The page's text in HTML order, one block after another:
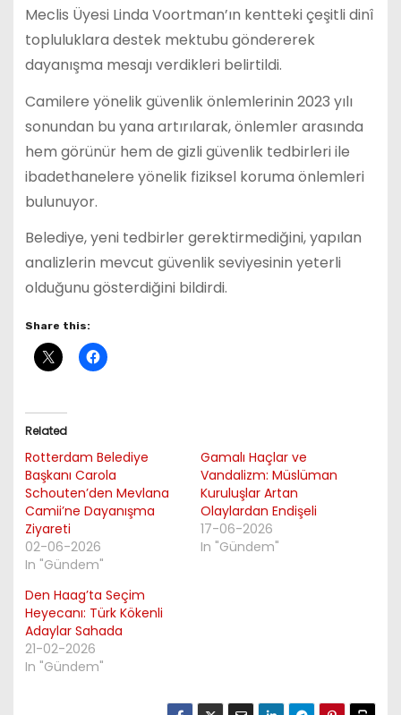
Meclis Üyesi Linda Voortman’ın kentteki çeşitli dinî
topluluklara destek mektubu göndererek
dayanışma mesajı verdikleri belirtildi.
Camilere yönelik güvenlik önlemlerinin 2023 yılı
sonundan bu yana artırılarak, önlemler arasında
hem görünür hem de gizli güvenlik tedbirleri ile
ibadethanelere yönelik fiziksel koruma önlemleri
bulunuyor.
Belediye, yeni tedbirler gerektirmediğini, yapılan
analizlerin mevcut güvenlik seviyesinin yeterli
olduğunu gösterdiğini bildirdi.
Share this:
Related
Rotterdam Belediye
Başkanı Carola
Schouten’den Mevlana
Camii’ne Dayanışma
Ziyareti
02-06-2026
In "Gündem"
Gamalı Haçlar ve
Vandalizm: Müslüman
Kuruluşlar Artan
Olaylardan Endişeli
17-06-2026
In "Gündem"
Den Haag’ta Seçim
Heyecanı: Türk Kökenli
Adaylar Sahada
21-02-2026
In "Gündem"